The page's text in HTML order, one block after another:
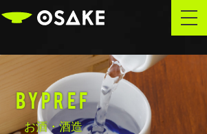
BYPREF
お酒・酒造